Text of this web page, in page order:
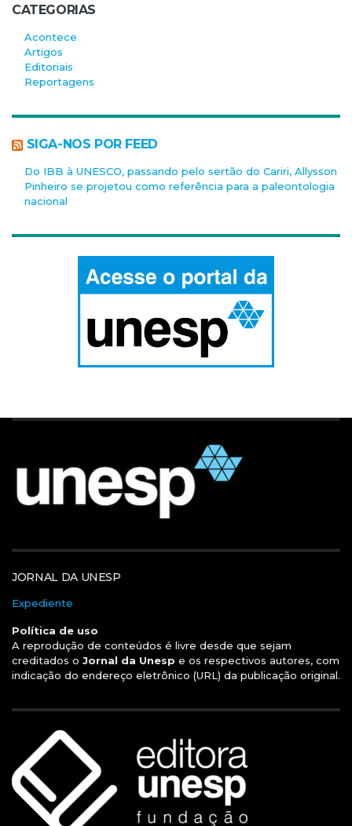
CATEGORIAS
Acontece
Artigos
Editoriais
Reportagens
SIGA-NOS POR FEED
Do IBB à UNESCO, passando pelo sertão do Cariri, Allysson
Pinheiro se projetou como referência para a paleontologia
nacional
JORNAL DA UNESP
Expediente
Política de uso
A reprodução de conteúdos é livre desde que sejam
creditados o Jornal da Unesp e os respectivos autores, com
indicação do endereço eletrônico (URL) da publicação original.